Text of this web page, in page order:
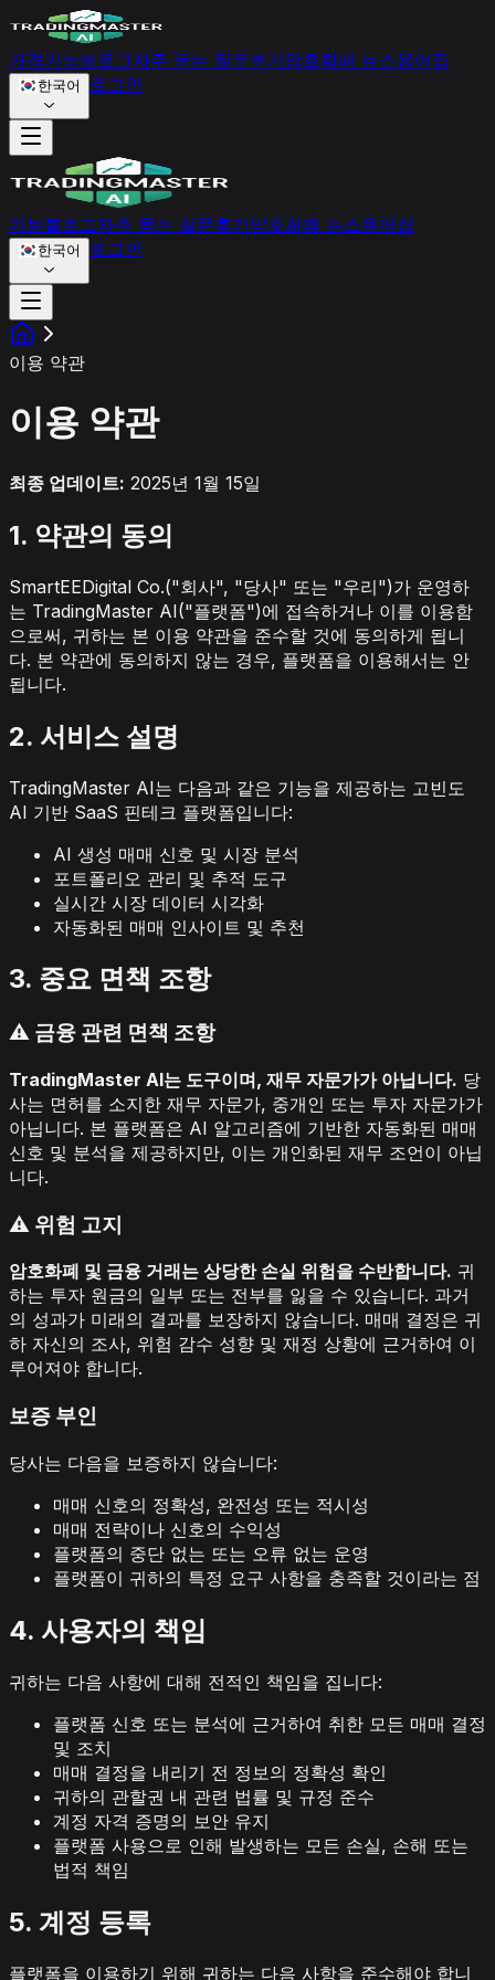
가격기능블로그자주 묻는 질문후기암호화폐 뉴스용어집
한국어 로그인
기능블로그자주 묻는 질문후기암호화폐 뉴스용어집
한국어 로그인
이용 약관
이용 약관
최종 업데이트: 2025년 1월 15일
1. 약관의 동의
SmartEEDigital Co.("회사", "당사" 또는 "우리")가 운영하
는 TradingMaster AI("플랫폼")에 접속하거나 이를 이용함
으로써, 귀하는 본 이용 약관을 준수할 것에 동의하게 됩니
다. 본 약관에 동의하지 않는 경우, 플랫폼을 이용해서는 안
됩니다.
2. 서비스 설명
TradingMaster AI는 다음과 같은 기능을 제공하는 고빈도
AI 기반 SaaS 핀테크 플랫폼입니다:
AI 생성 매매 신호 및 시장 분석
포트폴리오 관리 및 추적 도구
실시간 시장 데이터 시각화
자동화된 매매 인사이트 및 추천
3. 중요 면책 조항
⚠️ 금융 관련 면책 조항
TradingMaster AI는 도구이며, 재무 자문가가 아닙니다. 당
사는 면허를 소지한 재무 자문가, 중개인 또는 투자 자문가가
아닙니다. 본 플랫폼은 AI 알고리즘에 기반한 자동화된 매매
신호 및 분석을 제공하지만, 이는 개인화된 재무 조언이 아닙
니다.
⚠️ 위험 고지
암호화폐 및 금융 거래는 상당한 손실 위험을 수반합니다. 귀
하는 투자 원금의 일부 또는 전부를 잃을 수 있습니다. 과거
의 성과가 미래의 결과를 보장하지 않습니다. 매매 결정은 귀
하 자신의 조사, 위험 감수 성향 및 재정 상황에 근거하여 이
루어져야 합니다.
보증 부인
당사는 다음을 보증하지 않습니다:
매매 신호의 정확성, 완전성 또는 적시성
매매 전략이나 신호의 수익성
플랫폼의 중단 없는 또는 오류 없는 운영
플랫폼이 귀하의 특정 요구 사항을 충족할 것이라는 점
4. 사용자의 책임
귀하는 다음 사항에 대해 전적인 책임을 집니다:
플랫폼 신호 또는 분석에 근거하여 취한 모든 매매 결정
및 조치
매매 결정을 내리기 전 정보의 정확성 확인
귀하의 관할권 내 관련 법률 및 규정 준수
계정 자격 증명의 보안 유지
플랫폼 사용으로 인해 발생하는 모든 손실, 손해 또는
법적 책임
5. 계정 등록
플랫폼을 이용하기 위해 귀하는 다음 사항을 준수해야 합니